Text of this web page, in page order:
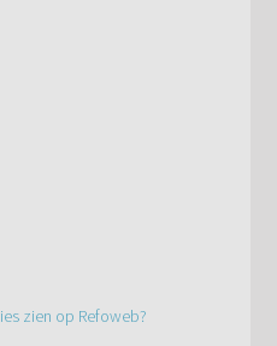
zien op Refoweb?